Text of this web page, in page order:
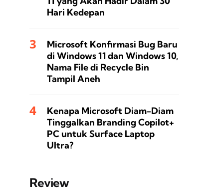
Hari Kedepan
Microsoft Konfirmasi Bug Baru
di Windows 11 dan Windows 10,
Nama File di Recycle Bin
Tampil Aneh
Kenapa Microsoft Diam-Diam
Tinggalkan Branding Copilot+
PC untuk Surface Laptop
Ultra?
Review